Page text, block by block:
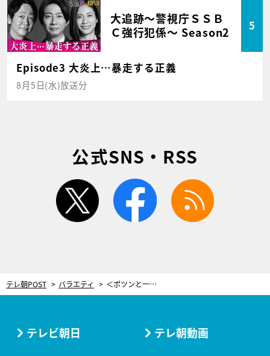
大追跡～警視庁ＳＳＢ
Ｃ強行犯係～ Season2
5
Episode3 大炎上…暴走する正義
8月5日(水)放送分
公式SNS・RSS
twitter facebook
テレ朝POST バラエティ ＜ポツンと一軒家＞昨年末に大病をした91歳女性、毎朝畑に出るのは…「歩けんようになるから」
テレビ朝日 テレ朝動画